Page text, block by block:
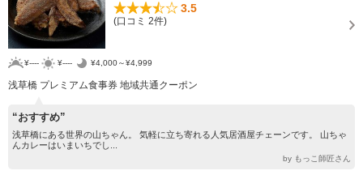
3.5
(口コミ 2件)
¥---- ¥---- ¥4,000～¥4,999
浅草橋 プレミアム食事券 地域共通クーポン
“おすすめ”
浅草橋にある世界の山ちゃん。 気軽に立ち寄れる人気居酒屋チェーンです。 山ちゃ
んカレーはいまいちでし...
by もっこ師匠さん